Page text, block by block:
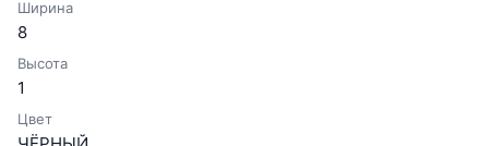
Ширина
8
Высота
1
Цвет